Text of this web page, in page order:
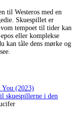
til Westeros med en
Skuespillet er
tempoet til tider kan
eller komplekse
kan tåle dens mørke og
You (2023)
skuespillerne i den